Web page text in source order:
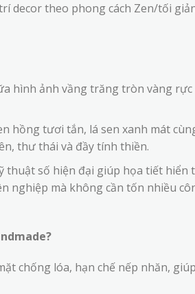
decor theo phong cách Zen/tối
hình ảnh vầng trăng tròn vàng
hồng tươi tắn, lá sen xanh mát
thư thái và đầy tính thiền.
thuật số hiện đại giúp họa tiết hiển
nghiệp mà không cần tốn nhiều
chống lóa, hạn chế nếp nhăn,